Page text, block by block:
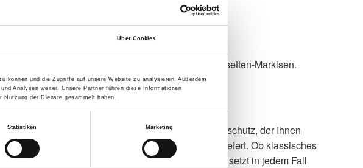
Über Cookies
können und die Zugriffe auf unsere Website zu analysieren. Außerdem
Analysen weiter. Unsere Partner führen diese Informationen
der Dienste gesammelt haben.
Statistiken Marketing
die Wahl zwischen Gelenkarm-Markisen und Kassetten-Markisen.
Markise
Kassetten-Markise ist ein sehr zuverlässiger Sonnenschutz, der Ihnen
großen Spielraum für eine persönliche Gestaltung liefert. Ob klassisches
oder moderner Blickfänger, die Kassetten-Markise setzt in jedem Fall